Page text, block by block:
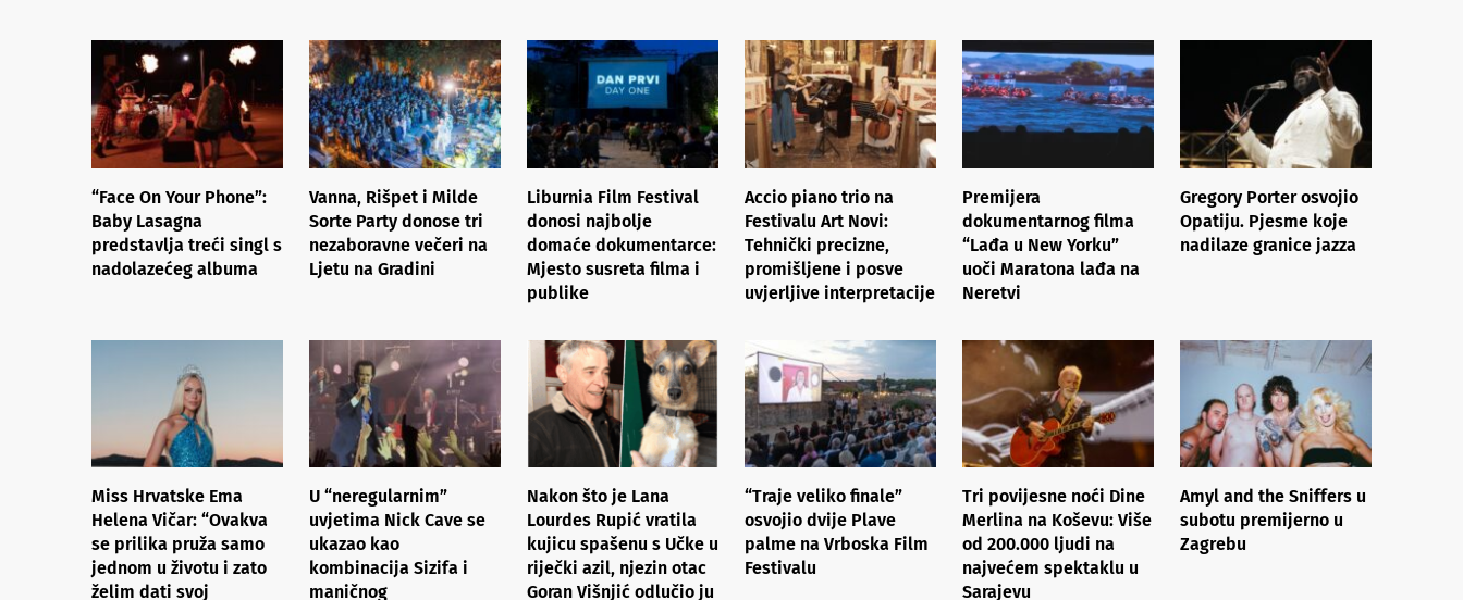
“Face On Your Phone”:
Baby Lasagna
predstavlja treći singl s
nadolazećeg albuma
Vanna, Rišpet i Milde
Sorte Party donose tri
nezaboravne večeri na
Ljetu na Gradini
Liburnia Film Festival
donosi najbolje
domaće dokumentarce:
Mjesto susreta filma i
publike
Accio piano trio na
Festivalu Art Novi:
Tehnički precizne,
promišljene i posve
uvjerljive interpretacije
Premijera
dokumentarnog filma
“Lađa u New Yorku”
uoči Maratona lađa na
Neretvi
Gregory Porter osvojio
Opatiju. Pjesme koje
nadilaze granice jazza
Miss Hrvatske Ema
Helena Vičar: “Ovakva
se prilika pruža samo
jednom u životu i zato
želim dati svoj
U “neregularnim”
uvjetima Nick Cave se
ukazao kao
kombinacija Sizifa i
maničnog
Nakon što je Lana
Lourdes Rupić vratila
kujicu spašenu s Učke u
riječki azil, njezin otac
Goran Višnjić odlučio ju
“Traje veliko finale”
osvojio dvije Plave
palme na Vrboska Film
Festivalu
Tri povijesne noći Dine
Merlina na Koševu: Više
od 200.000 ljudi na
najvećem spektaklu u
Sarajevu
Amyl and the Sniffers u
subotu premijerno u
Zagrebu